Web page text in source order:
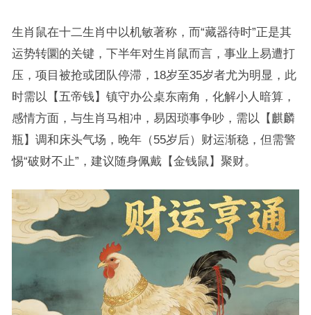
生肖鼠在十二生肖中以机敏著称，而“藏器待时”正是其
运势转圜的关键，下半年对生肖鼠而言，事业上易遭打
压，项目被抢或团队停滞，18岁至35岁者尤为明显，此
时需以【五帝钱】镇守办公桌东南角，化解小人暗算，
感情方面，与生肖马相冲，易因琐事争吵，需以【麒麟
瓶】调和床头气场，晚年（55岁后）财运渐稳，但需警
惕“破财不止”，建议随身佩戴【金钱鼠】聚财。